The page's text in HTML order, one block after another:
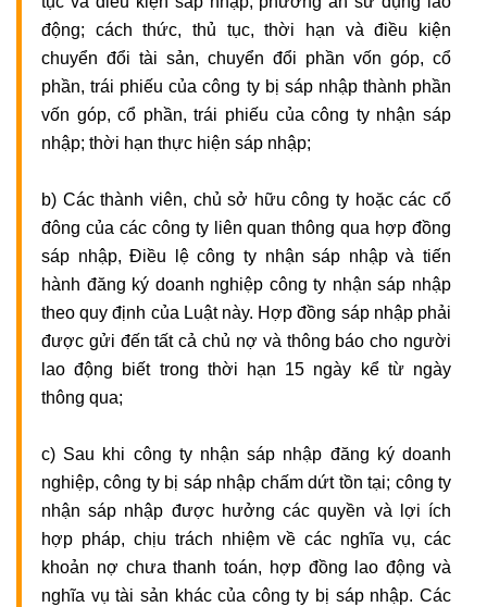
động; cách thức, thủ tục, thời hạn và điều kiện
chuyển đổi tài sản, chuyển đổi phần vốn góp, cổ
phần, trái phiếu của công ty bị sáp nhập thành phần
vốn góp, cổ phần, trái phiếu của công ty nhận sáp
nhập; thời hạn thực hiện sáp nhập;
b) Các thành viên, chủ sở hữu công ty hoặc các cổ
đông của các công ty liên quan thông qua hợp đồng
sáp nhập, Điều lệ công ty nhận sáp nhập và tiến
hành đăng ký doanh nghiệp công ty nhận sáp nhập
theo quy định của Luật này. Hợp đồng sáp nhập phải
được gửi đến tất cả chủ nợ và thông báo cho người
lao động biết trong thời hạn 15 ngày kể từ ngày
thông qua;
c) Sau khi công ty nhận sáp nhập đăng ký doanh
nghiệp, công ty bị sáp nhập chấm dứt tồn tại; công ty
nhận sáp nhập được hưởng các quyền và lợi ích
hợp pháp, chịu trách nhiệm về các nghĩa vụ, các
khoản nợ chưa thanh toán, hợp đồng lao động và
nghĩa vụ tài sản khác của công ty bị sáp nhập. Các